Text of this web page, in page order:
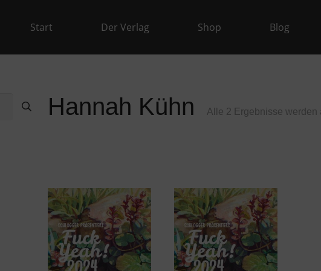
Start Der Verlag Shop Blog
Hannah Kühn Alle 2 Ergebnisse werden